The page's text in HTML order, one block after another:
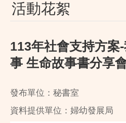
活動花絮
113年社會支持方案
事 生命故事書分享
發布單位：秘書室
資料提供單位：婦幼發展局